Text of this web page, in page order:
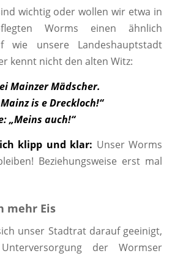
wichtig oder wollen wir etwa in
Worms einen ähnlich
wie unsere Landeshauptstadt
kennt nicht den alten Witz:
Mainzer Mädscher.
is e Dreckloch!“
„Meins auch!“
klipp und klar: Unser Worms
Beziehungsweise erst mal
mehr Eis
unser Stadtrat darauf geeinigt,
der Wormser